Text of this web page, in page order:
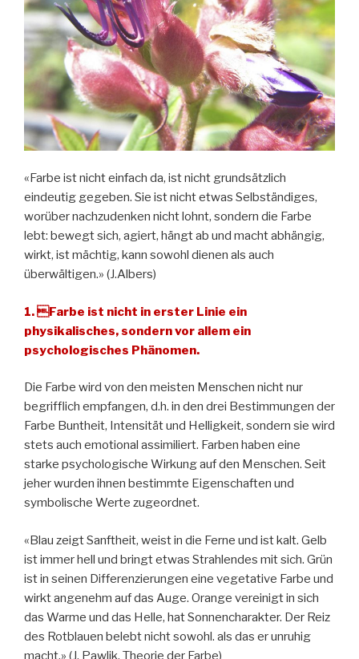
«Farbe ist nicht einfach da, ist nicht grundsätzlich
eindeutig gegeben. Sie ist nicht etwas Selbständiges,
worüber nachzudenken nicht lohnt, sondern die Farbe
lebt: bewegt sich, agiert, hängt ab und macht abhängig,
wirkt, ist mächtig, kann sowohl dienen als auch
überwältigen.» (J.Albers)
1. Farbe ist nicht in erster Linie ein
physikalisches, sondern vor allem ein
psychologisches Phänomen.
Die Farbe wird von den meisten Menschen nicht nur
begrifflich empfangen, d.h. in den drei Bestimmungen der
Farbe Buntheit, Intensität und Helligkeit, sondern sie wird
stets auch emotional assimiliert. Farben haben eine
starke psychologische Wirkung auf den Menschen. Seit
jeher wurden ihnen bestimmte Eigenschaften und
symbolische Werte zugeordnet.
«Blau zeigt Sanftheit, weist in die Ferne und ist kalt. Gelb
ist immer hell und bringt etwas Strahlendes mit sich. Grün
ist in seinen Differenzierungen eine vegetative Farbe und
wirkt angenehm auf das Auge. Orange vereinigt in sich
das Warme und das Helle, hat Sonnencharakter. Der Reiz
des Rotblauen belebt nicht sowohl. als das er unruhig
macht.» (J. Pawlik, Theorie der Farbe)